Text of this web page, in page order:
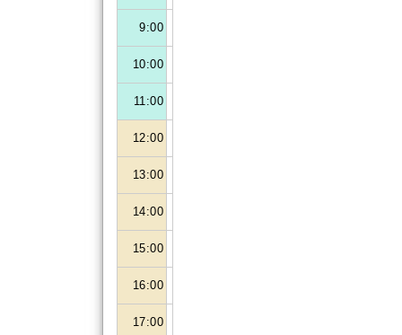
9:00
10:00
11:00
12:00
13:00
14:00
15:00
16:00
17:00